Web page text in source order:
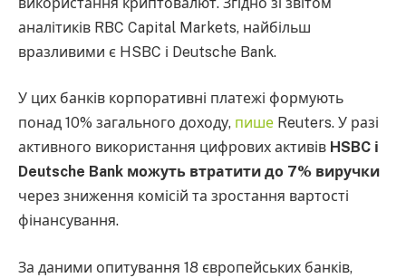
аналітиків RBC Capital Markets, найбільш
вразливими є HSBC і Deutsche Bank.
У цих банків корпоративні платежі формують
понад 10% загального доходу, пише Reuters. У разі
активного використання цифрових активів HSBC і
Deutsche Bank можуть втратити до 7% виручки
через зниження комісій та зростання вартості
фінансування.
За даними опитування 18 європейських банків,